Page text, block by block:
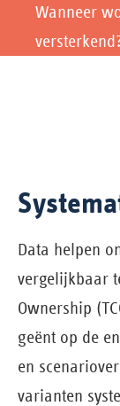
Wanneer
Data helpen
vergelijkbaar
Ownership
geënt op de
en
varianten